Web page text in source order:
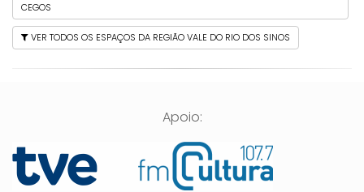
CEGOS
VER TODOS OS ESPAÇOS DA REGIÃO VALE DO RIO DOS SINOS
Apoio: